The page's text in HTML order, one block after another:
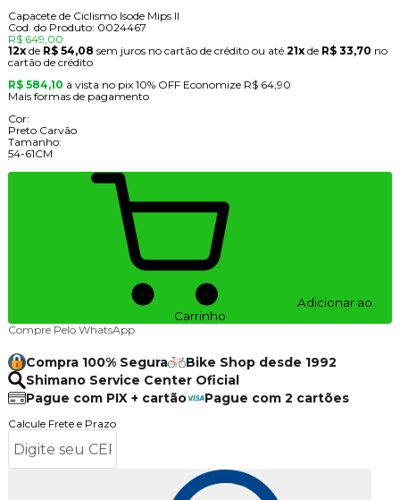
Capacete de Ciclismo Isode Mips II
Cod. do Produto: 0024467
R$ 649,00
12xde R$ 54,08 sem juros no cartão de crédito ou até 21xde R$ 33,70 no
cartão de crédito
R$ 584,10 à vista no pix 10% OFF Economize R$ 64,90
Mais formas de pagamento
Cor:
Preto Carvão
Tamanho:
54-61CM
Adicionar ao
Carrinho
Compre Pelo WhatsApp
Compra 100% Segura
Bike Shop desde 1992
Shimano Service Center Oficial
Pague com PIX + cartão
Pague com 2 cartões
Calcule Frete e Prazo